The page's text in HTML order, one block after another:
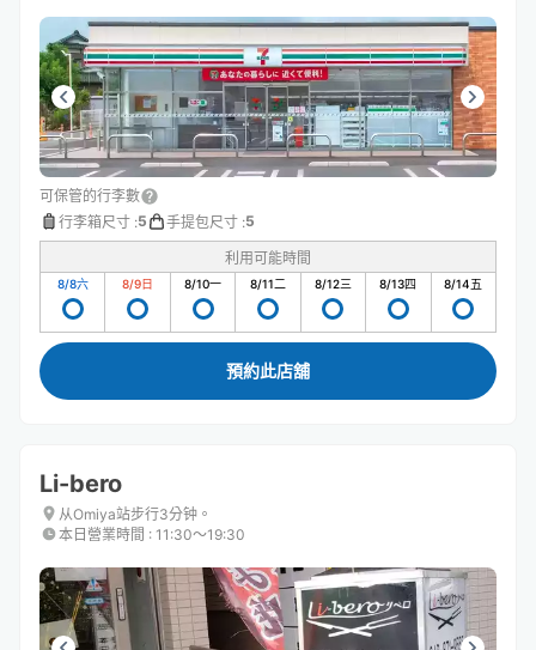
可保管的行李數
行李箱尺寸 :5 手提包尺寸 :5
利用可能時間
8/8六 8/9日 8/10一 8/11二 8/12三 8/13四 8/14五
預約此店舖
Li-bero
从Omiya站步行3分钟。
本日營業時間 : 11:30〜19:30